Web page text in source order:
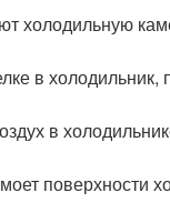
холодильную
в холодильник,
в
поверхности